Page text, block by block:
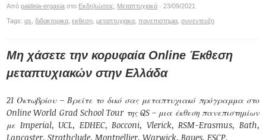
Απόpaideia-ergasia στο Εκδηλώσεις Μεταπτυχιακά · 23/09/2021
Tags:qs ,διδακτορικα ,εκθεση ,μεταπτυχιακα ,πανεπιστημια ,συνεντευξη
Μη χάσετε την κορυφαία Online Έκθεση
μεταπτυχιακών στην Ελλάδα
21 Οκτωβρίου – Βρείτε το δικό σας μεταπτυχιακό πρόγραμμα στο
Online World Grad School Tour της QS – μια έκθεση πανεπιστημίων
με Imperial, UCL, EDHEC, Bocconi, Vlerick, RSM-Erasmus, Bath,
Lancaster, Strathclyde, Montpellier, Warwick, Bayes, ESCP.